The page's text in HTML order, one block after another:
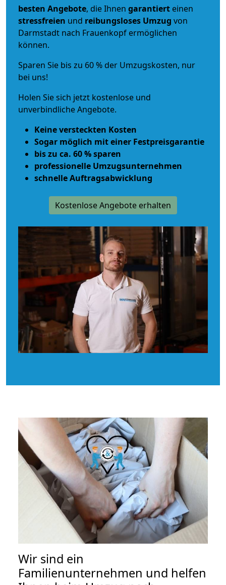
besten Angebote, die Ihnen garantiert einen
stressfreien und reibungsloses Umzug von
Darmstadt nach Frauenkopf ermöglichen
können.
Sparen Sie bis zu 60 % der Umzugskosten, nur
bei uns!
Holen Sie sich jetzt kostenlose und
unverbindliche Angebote.
Keine versteckten Kosten
Sogar möglich mit einer Festpreisgarantie
bis zu ca. 60 % sparen
professionelle Umzugsunternehmen
schnelle Auftragsabwicklung
Kostenlose Angebote erhalten
Wir sind ein
Familienunternehmen und helfen